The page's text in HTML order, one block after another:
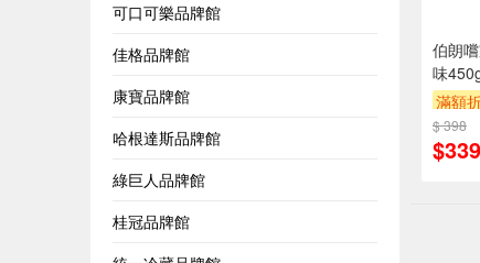
可口可樂品牌館
佳格品牌館
康寶品牌館
哈根達斯品牌館
綠巨人品牌館
桂冠品牌館
伯朗
味
滿額
$ 398
$339